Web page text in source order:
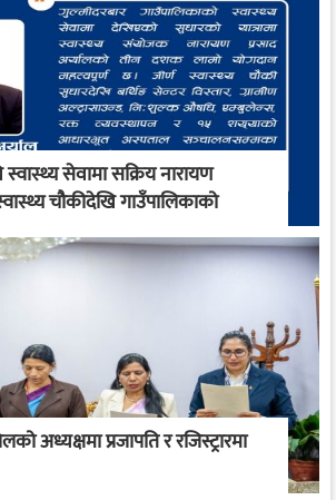
सेवामा सक्रिय नारायण
चौकीदेखि गाउँपालिकाको
सम्म
अध्यक्षमा प्रजापति र रजिस्ट्रारमा